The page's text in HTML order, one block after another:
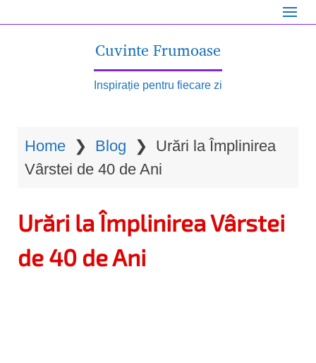
Cuvinte Frumoase
Inspirație pentru fiecare zi
Home ❯ Blog ❯ Urări la Împlinirea
Vârstei de 40 de Ani
Urări la Împlinirea Vârstei
de 40 de Ani